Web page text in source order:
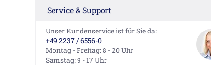
Service & Support
Unser Kundenservice ist für Sie da:
+49 2237 / 6556-0
Montag - Freitag: 8 - 20 Uhr
Samstag: 9 - 17 Uhr